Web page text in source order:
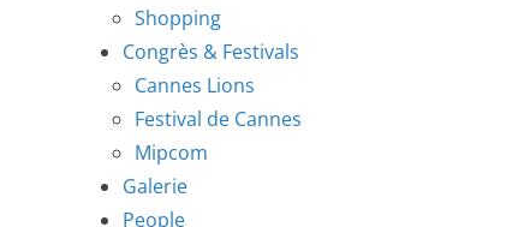
Shopping
Congrès & Festivals
Cannes Lions
Festival de Cannes
Mipcom
Galerie
People